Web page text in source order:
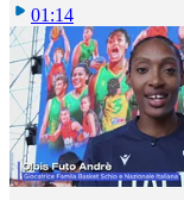
01:14